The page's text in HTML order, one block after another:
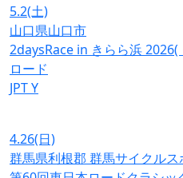
5.2(土)
山口県山口市
2daysRace in きらら浜
ロード
JPTY
4.26(日)
群馬県利根郡 群馬サイクル